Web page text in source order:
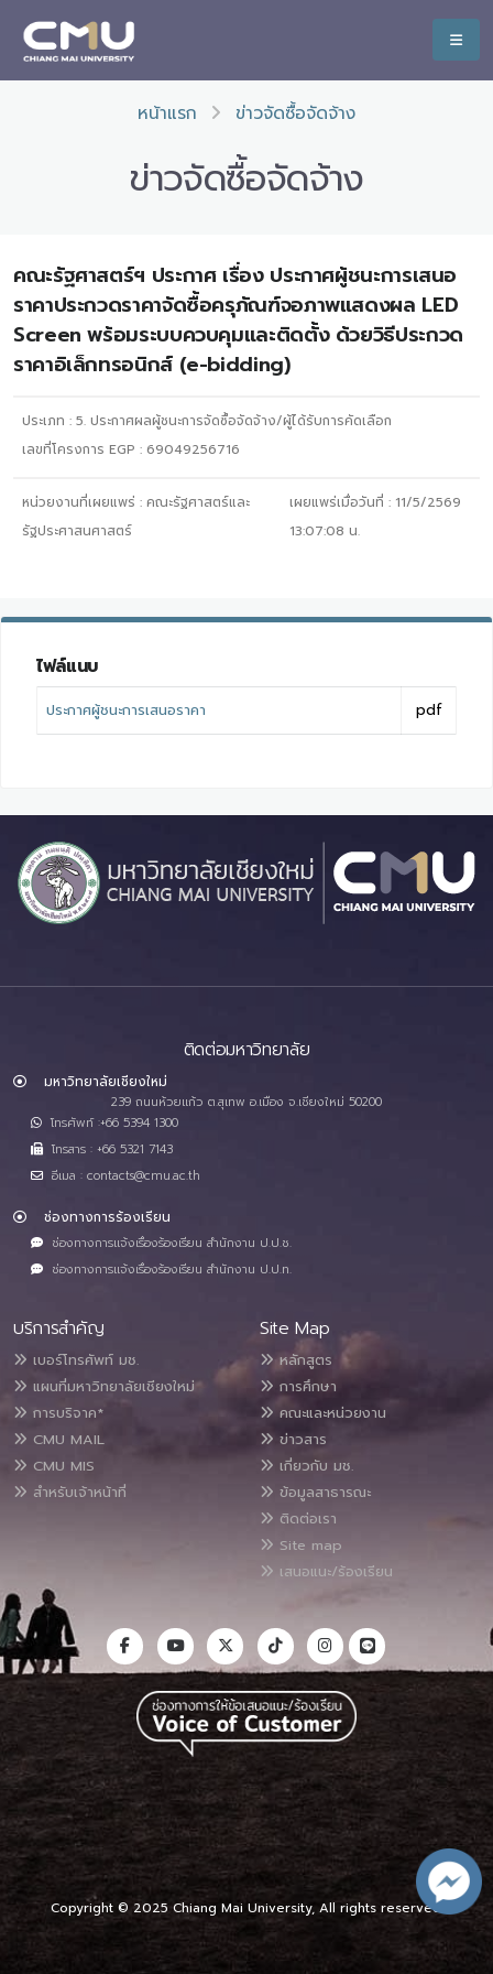
หน้าแรก ข่าวจัดซื้อจัดจ้าง
ข่าวจัดซื้อจัดจ้าง
คณะรัฐศาสตร์ฯ ประกาศ เรื่อง ประกาศผู้ชนะการเสนอ
ราคาประกวดราคาจัดซื้อครุภัณฑ์จอภาพแสดงผล LED
Screen พร้อมระบบควบคุมและติดตั้ง ด้วยวิธีประกวด
ราคาอิเล็กทรอนิกส์ (e-bidding)
ประเภท : 5. ประกาศผลผู้ชนะการจัดซื้อจัดจ้าง/ผู้ได้รับการคัดเลือก
เลขที่โครงการ EGP : 69049256716
หน่วยงานที่เผยแพร่ : คณะรัฐศาสตร์และ
รัฐประศาสนศาสตร์
เผยแพร่เมื่อวันที่ : 11/5/2569
13:07:08 น.
ไฟล์แนบ
ประกาศผู้ชนะการเสนอราคา pdf
ติดต่อมหาวิทยาลัย
มหาวิทยาลัยเชียงใหม่
239 ถนนห้วยแก้ว ต.สุเทพ อ.เมือง จ.เชียงใหม่ 50200
โทรศัพท์ :+66 5394 1300
โทรสาร : +66 5321 7143
อีเมล : contacts@cmu.ac.th
ช่องทางการร้องเรียน
ช่องทางการแจ้งเรื่องร้องเรียน สำนักงาน ป.ป.ช.
ช่องทางการแจ้งเรื่องร้องเรียน สำนักงาน ป.ป.ท.
บริการสำคัญ
เบอร์โทรศัพท์ มช.
แผนที่มหาวิทยาลัยเชียงใหม่
การบริจาค*
CMU MAIL
CMU MIS
สำหรับเจ้าหน้าที่
Site Map
หลักสูตร
การศึกษา
คณะและหน่วยงาน
ข่าวสาร
เกี่ยวกับ มช.
ข้อมูลสาธารณะ
ติดต่อเรา
Site map
เสนอแนะ/ร้องเรียน
Copyright © 2025 Chiang Mai University, All rights reserved.